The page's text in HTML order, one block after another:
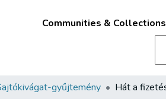
Communities & Collections
gyűjtemény